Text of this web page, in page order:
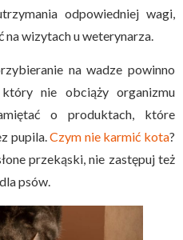
odpowiedniej wagi,
wizytach u weterynarza.
na wadze powinno
nie obciąży organizmu
o produktach, które
pupila.Czym nie karmić kota?
przekąski, nie zastępuj też
psów.